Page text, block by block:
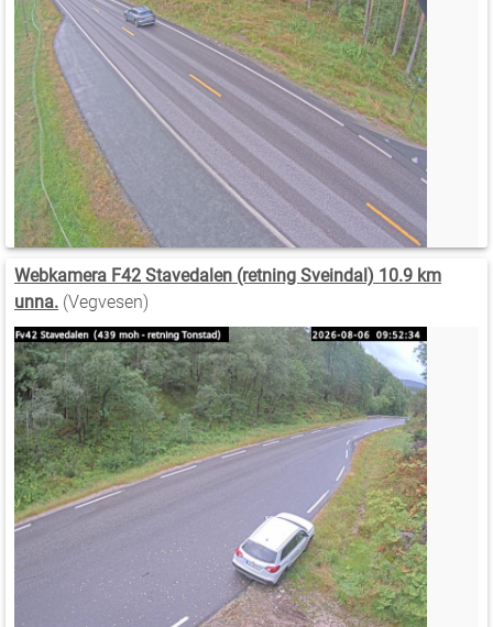
Webkamera F42 Stavedalen (retning Sveindal) 10.9 km
unna. (Vegvesen)